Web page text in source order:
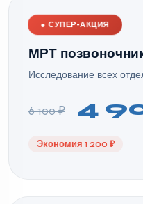
● СУПЕР-АКЦИЯ
МРТ
Исследование всех
6 100 ₽ 4
Экономия 1 200 ₽